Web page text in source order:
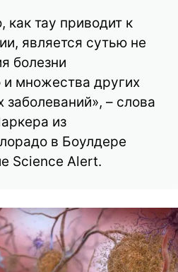
как тау приводит к
является сутью не
болезни
множества других
заболеваний», – слова
из
в Боулдере
Science Alert.